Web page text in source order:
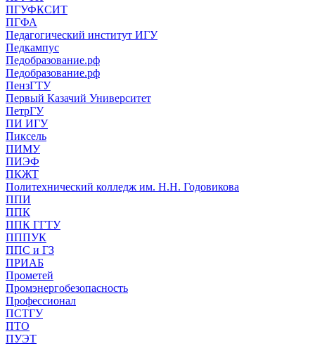
ПГУФКСИТ
ПГФА
Педагогический институт ИГУ
Педкампус
Педобразование.рф
Педобразование.рф
ПензГТУ
Первый Казачий Университет
ПетрГУ
ПИ ИГУ
Пиксель
ПИМУ
ПИЭФ
ПКЖТ
Политехнический колледж им. Н.Н. Годовикова
ППИ
ППК
ППК ГГТУ
ПППУК
ППС и ГЗ
ПРИАБ
Прометей
Промэнергобезопасность
Профессионал
ПСТГУ
ПТО
ПУЭТ